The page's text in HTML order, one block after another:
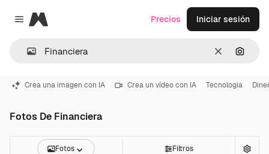
Close menu
Magnific
Borrar
Precios Iniciar sesión
Crea una imagen con IA Crea un vídeo con IA Tecnologia
Fotos De Financiera
Fotos Filtros